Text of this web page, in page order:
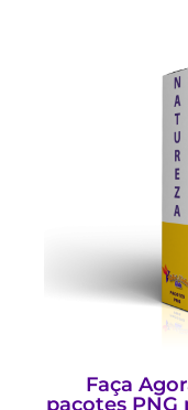
Faça
pacotes PNG